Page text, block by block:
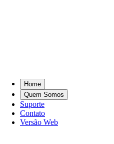
Home
Quem Somos
Suporte
Contato
Versão Web